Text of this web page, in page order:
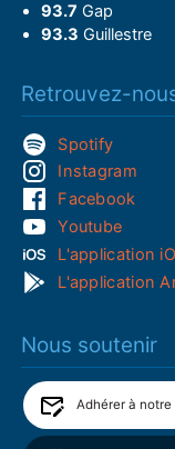
93.7 Gap
93.3 Guillestre
Retrouvez-
Spotify
Instagram
Facebook
Youtube
L'application
L'application
Nous soutenir
Adhérer à